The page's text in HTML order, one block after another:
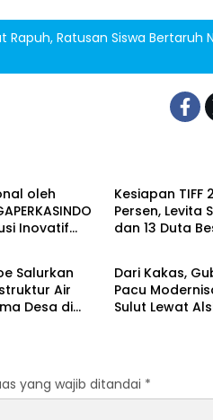
Ratusan Siswa Bertaruh
oleh
Inovatif
Kesiapan TIFF
Persen, Levita
dan 13 Duta
Salurkan
Air
Desa di
DAERAH
Dari Kakas,
Pacu
Sulut Lewat
yang wajib ditandai *